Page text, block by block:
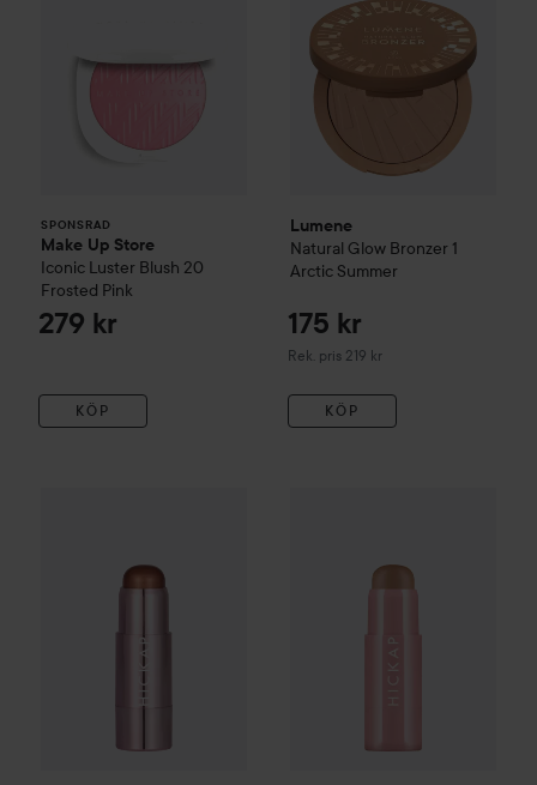
SPONSRAD
Make Up Store
Iconic Luster Blush 20
Frosted Pink
279 kr
KÖP
Lumene
Natural Glow Bronzer 1
Arctic Summer
175 kr
Rek. pris 219 kr
Rekommenderat pris 219 kr
KÖP